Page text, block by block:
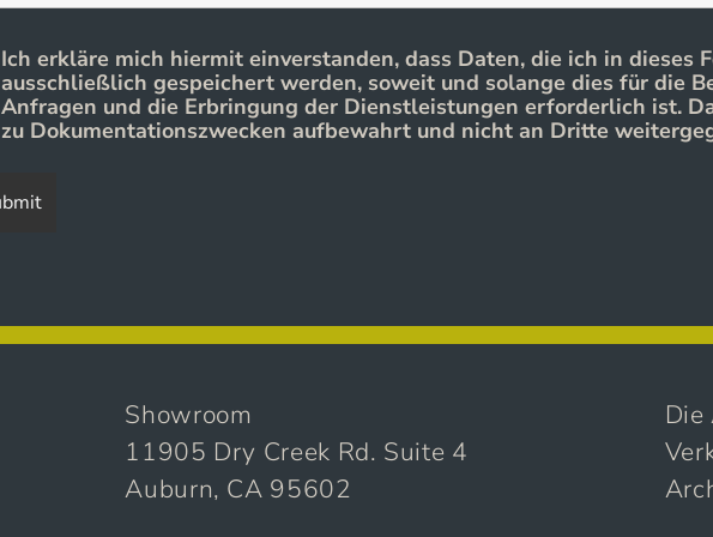
Ich erkläre mich hiermit einverstanden, dass Daten, die ich in dieses
ausschließlich gespeichert werden, soweit und solange dies für die
Anfragen und die Erbringung der Dienstleistungen erforderlich ist.
zu Dokumentationszwecken aufbewahrt und nicht an Dritte
Showroom
11905 Dry Creek Rd. Suite 4
Auburn, CA 95602
Die